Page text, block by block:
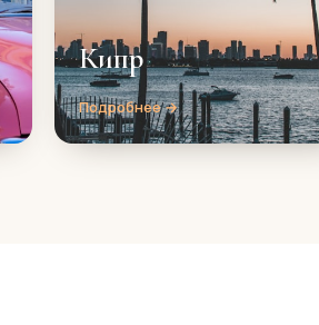
Кипр
Подробнее →